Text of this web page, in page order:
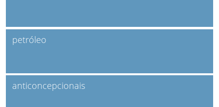
petróleo
anticoncepcionais